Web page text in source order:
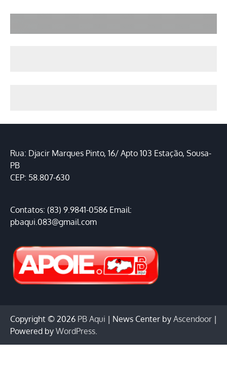
Rua: Djacir Marques Pinto, 16/ Apto 103 Estação, Sousa-
PB
CEP: 58.807-630
Contatos: (83) 9.9841-0586 Email:
pbaqui.083@gmail.com
Copyright © 2026 PB Aqui | News Center by Ascendoor |
Powered by WordPress